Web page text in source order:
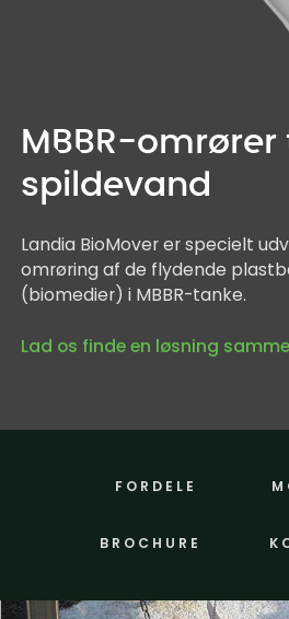
MBBR-omrører
spildevand
Landia BioMover er specielt
omrøring af de flydende
(biomedier) i MBBR-tanke.
Lad os finde en løsning
FORDELE
BROCHURE